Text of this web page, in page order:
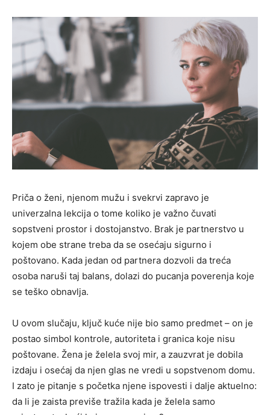
Priča o ženi, njenom mužu i svekrvi zapravo je
univerzalna lekcija o tome koliko je važno čuvati
sopstveni prostor i dostojanstvo. Brak je partnerstvo u
kojem obe strane treba da se osećaju sigurno i
poštovano. Kada jedan od partnera dozvoli da treća
osoba naruši taj balans, dolazi do pucanja poverenja koje
se teško obnavlja.
U ovom slučaju, ključ kuće nije bio samo predmet – on je
postao simbol kontrole, autoriteta i granica koje nisu
poštovane. Žena je želela svoj mir, a zauzvrat je dobila
izdaju i osećaj da njen glas ne vredi u sopstvenom domu.
I zato je pitanje s početka njene ispovesti i dalje aktuelno:
da li je zaista previše tražila kada je želela samo